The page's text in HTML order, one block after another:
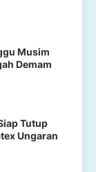
Musim
Demam
Tutup
Ungaran